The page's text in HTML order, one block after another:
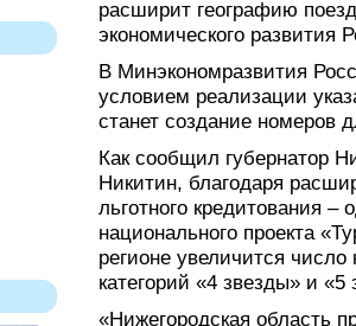
расширит географию
экономического развития
В Минэкономразвития
условием реализации
станет создание номеров
Как сообщил губернатор
Никитин, благодаря
льготного кредитования –
национального проекта
регионе увеличится
категорий «4 звезды» и «5
«Нижегородская область